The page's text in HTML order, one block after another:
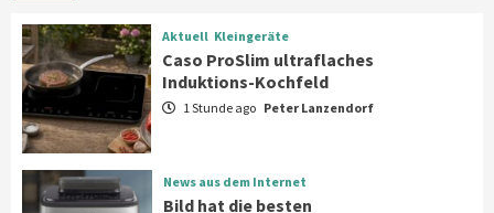
1
Aktuell Kleingeräte
Caso ProSlim ultraflaches Induktions-
Kochfeld
News aus dem Internet
Bild hat die besten Heißluftfritteusen
Aktuell Kleingeräte
Caso ProSlim ultraflaches
Induktions-Kochfeld
1 Stunde ago Peter Lanzendorf
News aus dem Internet
Bild hat die besten